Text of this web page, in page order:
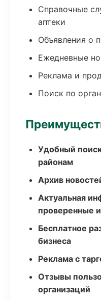
Справочные
аптеки
Объявления о
Ежедневные
Реклама и
Поиск по
Удобный
районам
Архив
Актуальная
проверенные
Бесплатное
бизнеса
Реклама с
Отзывы
организаций